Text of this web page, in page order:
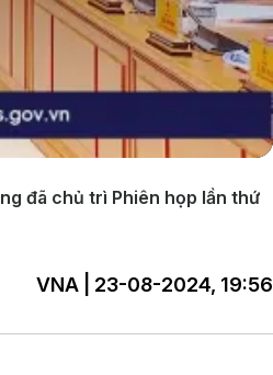
đã chủ trì Phiên họp lần thứ
VNA | 23-08-2024, 19:56